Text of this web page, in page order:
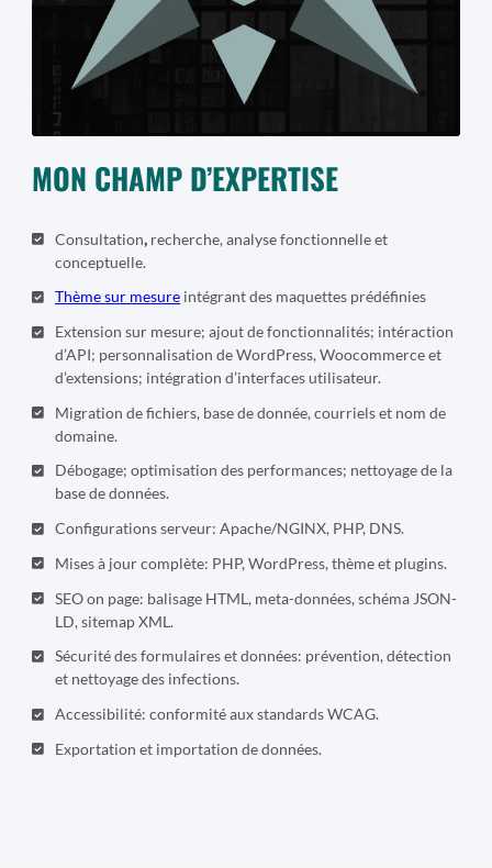
MON CHAMP D’EXPERTISE
Consultation, recherche, analyse fonctionnelle et
conceptuelle.
Thème sur mesure intégrant des maquettes prédéfinies
Extension sur mesure; ajout de fonctionnalités; intéraction
d’API; personnalisation de WordPress, Woocommerce et
d’extensions; intégration d’interfaces utilisateur.
Migration de fichiers, base de donnée, courriels et nom de
domaine.
Débogage; optimisation des performances; nettoyage de la
base de données.
Configurations serveur: Apache/NGINX, PHP, DNS.
Mises à jour complète: PHP, WordPress, thème et plugins.
SEO on page: balisage HTML, meta-données, schéma JSON-
LD, sitemap XML.
Sécurité des formulaires et données: prévention, détection
et nettoyage des infections.
Accessibilité: conformité aux standards WCAG.
Exportation et importation de données.